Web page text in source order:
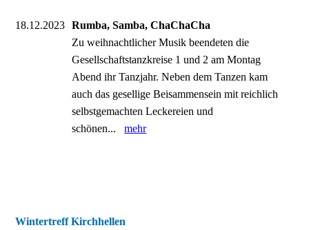
18.12.2023
Rumba, Samba, ChaChaCha
Zu weihnachtlicher Musik beendeten die
Gesellschaftstanzkreise 1 und 2 am Montag
Abend ihr Tanzjahr. Neben dem Tanzen kam
auch das gesellige Beisammensein mit reichlich
selbstgemachten Leckereien und
schönen...mehr
Wintertreff Kirchhellen